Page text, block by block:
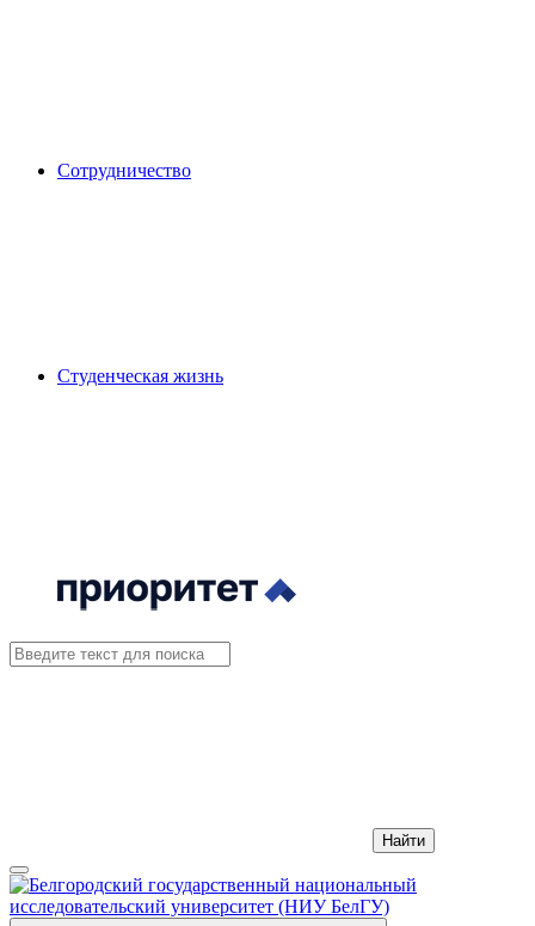
Сотрудничество
Студенческая жизнь
Найти